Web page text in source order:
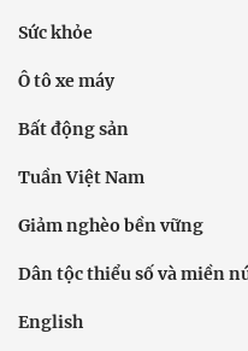
Sức khỏe
Ô tô xe máy
Bất động sản
Tuần Việt Nam
Giảm nghèo bền vững
Dân tộc thiểu số và miền
English